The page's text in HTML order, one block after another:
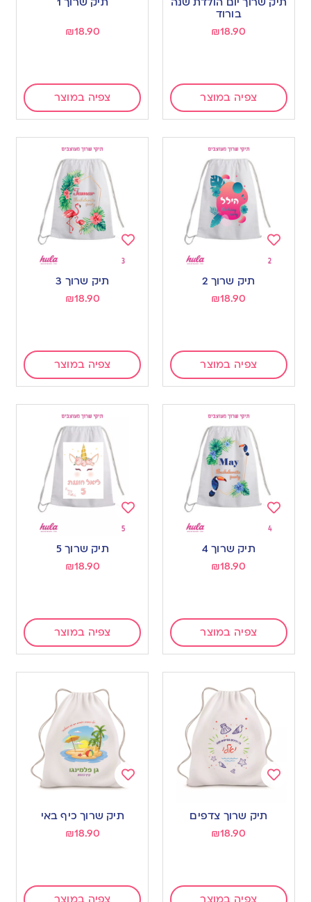
wishlist בורוד
₪18.90
צפיה במוצר
wishlist
₪18.90
צפיה במוצר
Add
תיק שרוך 2
₪18.90
צפיה במוצר
Add
תיק שרוך 3
₪18.90
צפיה במוצר
Add
wishlist
תיק שרוך 4
₪18.90
צפיה במוצר
Add
wishlist
תיק שרוך 5
₪18.90
צפיה במוצר
wishlist
תיק שרוך צדפים
₪18.90
wishlist
תיק שרוך כיף באי
₪18.90